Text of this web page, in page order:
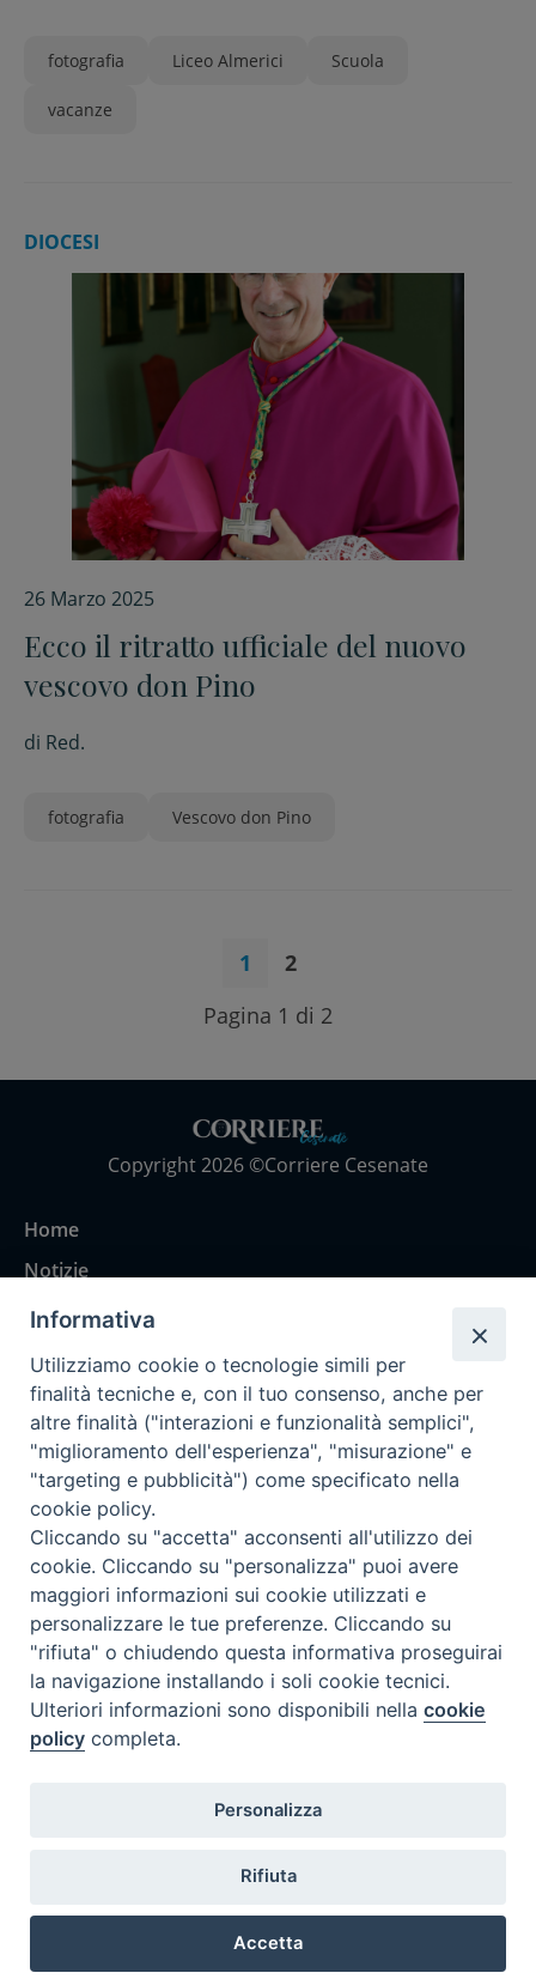
fotografia Liceo Almerici Scuola
vacanze
DIOCESI
26 Marzo 2025
Ecco il ritratto ufficiale del nuovo
vescovo don Pino
di Red.
fotografia Vescovo don Pino
1
2
Pagina 1 di 2
Copyright 2026 ©Corriere Cesenate
Home
Notizie
Rubriche
Chi siamo
Come abbonarsi
Contatti
Privacy Policy Trasparenza
Informativa
Utilizziamo cookie o tecnologie simili per
finalità tecniche e, con il tuo consenso, anche per
altre finalità ("interazioni e funzionalità semplici",
"miglioramento dell'esperienza", "misurazione" e
"targeting e pubblicità") come specificato nella
cookie policy.
Cliccando su "accetta" acconsenti all'utilizzo dei
cookie. Cliccando su "personalizza" puoi avere
maggiori informazioni sui cookie utilizzati e
personalizzare le tue preferenze. Cliccando su
"rifiuta" o chiudendo questa informativa proseguirai
la navigazione installando i soli cookie tecnici.
Ulteriori informazioni sono disponibili nellacookie
policy completa.
Personalizza
Rifiuta
Accetta